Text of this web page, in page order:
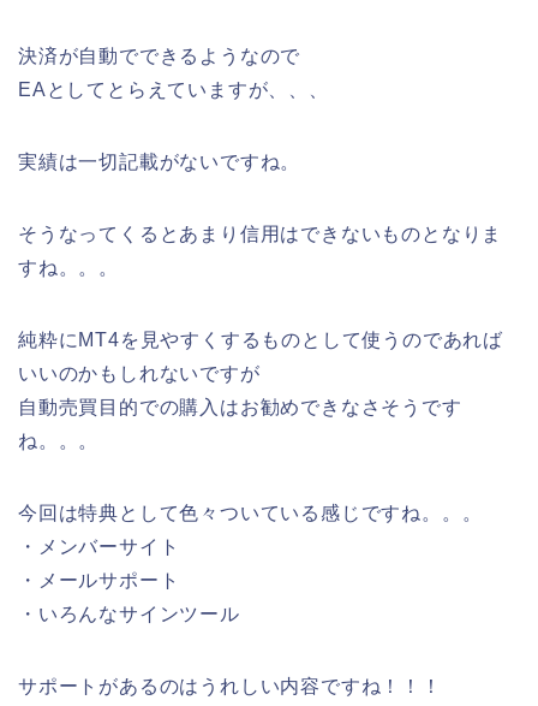
決済が自動でできるようなので
EAとしてとらえていますが、、、
実績は一切記載がないですね。
そうなってくるとあまり信用はできないものとなりま
すね。。。
純粋にMT4を見やすくするものとして使うのであれば
いいのかもしれないですが
自動売買目的での購入はお勧めできなさそうです
ね。。。
今回は特典として色々ついている感じですね。。。
・メンバーサイト
・メールサポート
・いろんなサインツール
サポートがあるのはうれしい内容ですね！！！